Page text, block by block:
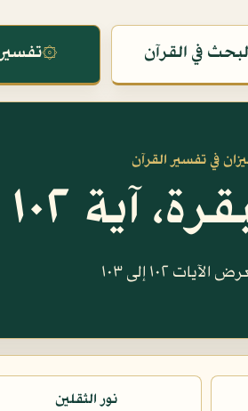
في القرآن ۞
في تفسير القرآن
آية ١٠٢
١٠٢ إلى ١٠٣
نور الثقلين